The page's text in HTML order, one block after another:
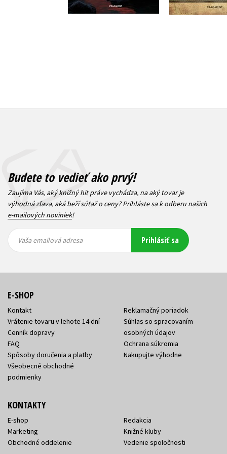
Budete to vedieť ako prvý!
Zaujíma Vás, aký knižný hit práve vychádza, na aký tovar je
výhodná zľava, aká beží súťaž o ceny?Prihláste sa k odberu našich
e-mailových noviniek!
emailová
emailová
Vaša emailová adresa Prihlásiť sa
E-SHOP
Kontakt
Vrátenie tovaru v lehote 14 dní
Cenník dopravy
FAQ
Spôsoby doručenia a platby
Všeobecné obchodné
podmienky
Reklamačný poriadok
Súhlas so spracovaním
osobných údajov
Ochrana súkromia
Nakupujte výhodne
KONTAKTY
E-shop
Marketing
Obchodné oddelenie
Redakcia
Knižné kluby
Vedenie spoločnosti